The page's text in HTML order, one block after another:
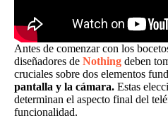
Antes de comenzar con los
diseñadores de Nothing deben
cruciales sobre dos elementos
pantalla y la cámara. Estas
determinan el aspecto final del
funcionalidad.